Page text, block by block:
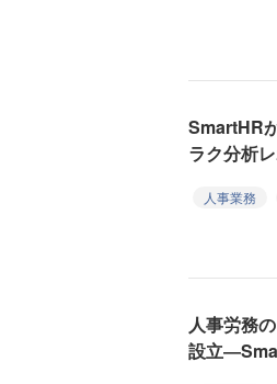
SmartHR
ラク分析
人事業務
人事労務
設立